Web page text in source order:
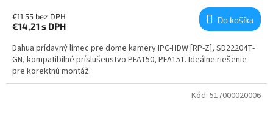
€11,55 bez DPH
€14,21 s DPH
Do košíka
Dahua prídavný límec pre dome kamery IPC-HDW [RP-Z], SD22204T-
GN, kompatibilné príslušenstvo PFA150, PFA151. Ideálne riešenie
pre korektnú montáž.
Kód: 517000020006